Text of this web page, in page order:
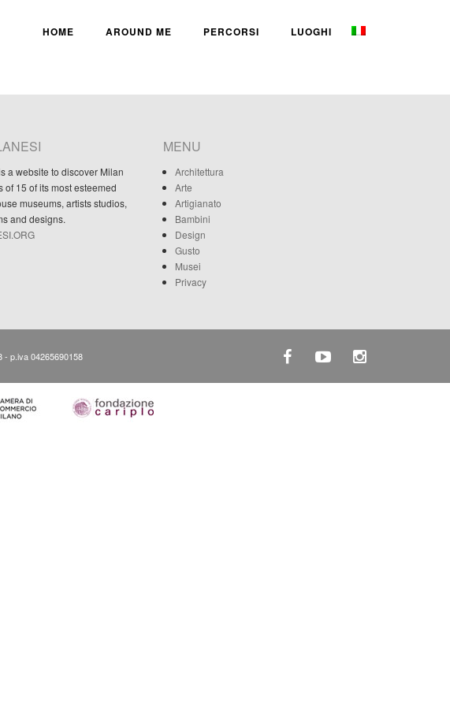
HOME AROUND ME PERCORSI LUOGHI
a website to discover Milan
of 15 of its most esteemed
museums, artists studios,
and designs.
MENU
Architettura
Arte
Artigianato
Bambini
Design
Gusto
Musei
Privacy
- p.iva 04265690158